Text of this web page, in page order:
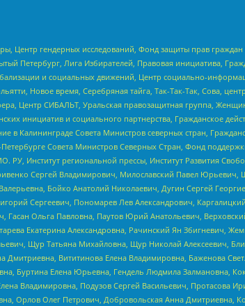
Центр гендерных исследований, Фонд защиты прав
Лига Избирателей, Правовая инициатива,
и социальных движений, Центр социально-
Новое время, Серебряная тайга, Так-Так-Так, Сова,
Центр СИБАЛЬТ, Уральская правозащитная группа,
инициатив и социального партнерства, Гражданское
Совета Министров северных стран,
Совета Министров Северных Стран, Фонд
Институт региональной прессы, Институт Развития
Сергей Владимирович, Милославский Павел
Бойко Анатолий Николаевич, Дугин Сергей
Сергеевич, Пономарев Лев Александрович,
Ольга Павловна, Паутов Юрий Анатольевич,
Екатерина Александровна, Рачинский Ян Збигневич,
Щур Татьяна Михайловна, Щур Николай Алексеевич,
Вититинова Елена Владимировна, Баженова
Буртина Елена Юрьевна, Гендель Людмила Залмановна,
Владимировна, Подузов Сергей Васильевич, Протасова
Орлов Олег Петрович, Добровольская Анна Дмитриевна,